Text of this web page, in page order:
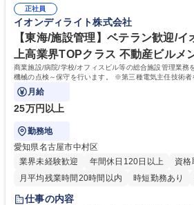
海エリア限定/施設管理】イオンG企業★月残業
ス、ホテル、医療･福祉施設、学校施設などさ
提供しています。入社後は、経験に応じた研修
制度で、さらなるスキルアップをサポートし
なフォローで、施設管理のプロフェッショナル
けます。 学歴・資格 学歴：大学院 大学 高専 短大 専修学校 高校 語学力：
資格：第三種電気主任技術者 第二種電気工事士
正社員
イオンディライト株式会社
【東海/施設管理】ベテラン歓迎/
上高業界TOPクラス 不動産ビルメ
商業施設/病院/学校/オフィスビル等の総合施設管理業
機械の点検～保守を行います。 ※第三種電気主任技術者
月給
25万円以上
勤務地
愛知県名古屋市中村区
業界未経験歓迎
年間休日120日以上
資格
月平均残業時間20時間以内
時短勤務あり
仕事の内容